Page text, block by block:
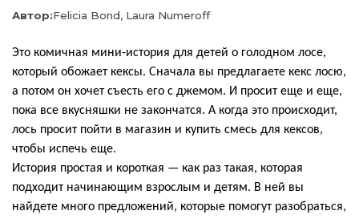
Автор:Felicia Bond, Laura Numeroff
Это комичная мини-история для детей о голодном лосе,
который обожает кексы. Сначала вы предлагаете кекс лосю,
а потом он хочет съесть его с джемом. И просит еще и еще,
пока все вкусняшки не закончатся. А когда это происходит,
лось просит пойти в магазин и купить смесь для кексов,
чтобы испечь еще.
История простая и короткая — как раз такая, которая
подходит начинающим взрослым и детям. В ней вы
найдете много предложений, которые помогут разобраться,